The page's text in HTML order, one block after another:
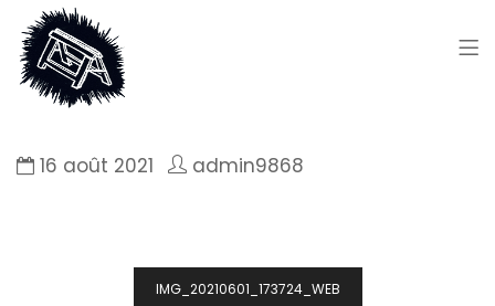
16 août 2021 admin9868
IMG_20210601_173724_WEB